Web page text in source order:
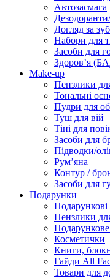
Автозасмага
Догляд за
Набори для
Засоби для
Здоровʼя
Make-up
Пензлики
Тональні
Пудри для
Туш для вій
Тіні для
Засоби для
Підводки/
Румʼяна
Контур /
Засоби для
Подарунки
Подарункові
Пензлики
Косметички
Книги,
Гайди All
Товари для